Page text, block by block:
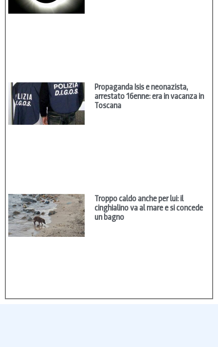
Propaganda Isis e neonazista,
arrestato 16enne: era in vacanza in
Toscana
Troppo caldo anche per lui: il
cinghialino va al mare e si concede
un bagno